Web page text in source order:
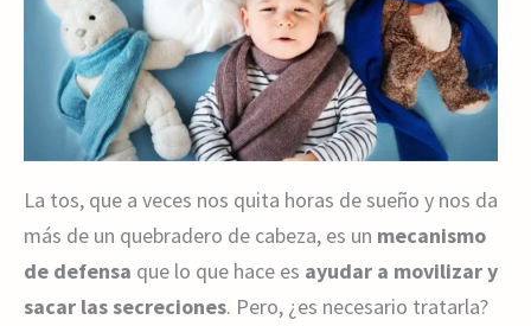
La tos, que a veces nos quita horas de sueño y nos da
más de un quebradero de cabeza, es un mecanismo
de defensa que lo que hace es ayudar a movilizar y
sacar las secreciones. Pero, ¿es necesario tratarla?